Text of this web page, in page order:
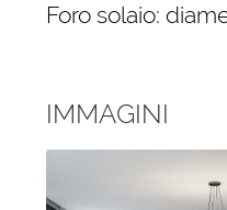
Foro solaio:
IMMAGINI